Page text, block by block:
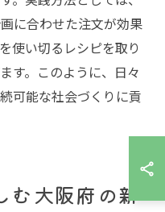
に合わせた注文が効果
使い切るレシピを取り
す。このように、日々
可能な社会づくりに貢
む大阪府の新